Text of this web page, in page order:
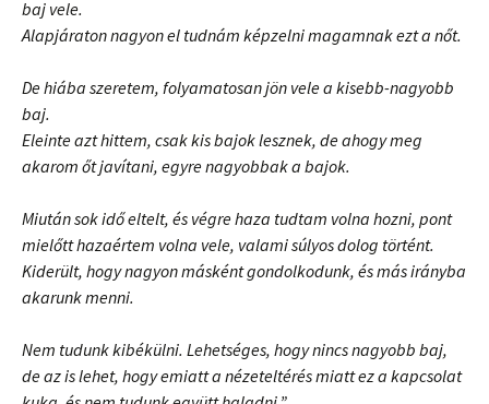
baj vele.
Alapjáraton nagyon el tudnám képzelni magamnak ezt a nőt.
De hiába szeretem, folyamatosan jön vele a kisebb-nagyobb
baj.
Eleinte azt hittem, csak kis bajok lesznek, de ahogy meg
akarom őt javítani, egyre nagyobbak a bajok.
Miután sok idő eltelt, és végre haza tudtam volna hozni, pont
mielőtt hazaértem volna vele, valami súlyos dolog történt.
Kiderült, hogy nagyon másként gondolkodunk, és más irányba
akarunk menni.
Nem tudunk kibékülni. Lehetséges, hogy nincs nagyobb baj,
de az is lehet, hogy emiatt a nézeteltérés miatt ez a kapcsolat